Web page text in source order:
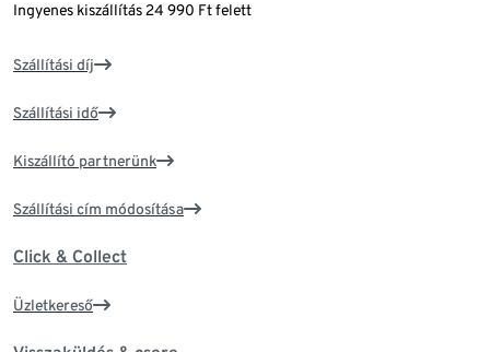
Ingyenes kiszállítás 24 990 Ft felett
Szállítási díj
Szállítási idő
Kiszállító partnerünk
Szállítási cím módosítása
Click & Collect
Üzletkereső